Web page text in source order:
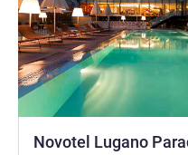
Novotel Lugano